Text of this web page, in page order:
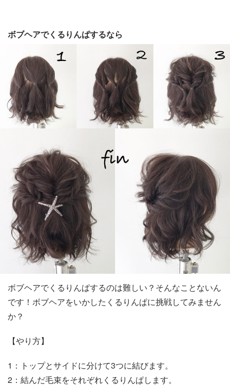
ボブヘアでくるりんぱするなら
ボブヘアでくるりんぱするのは難しい？そんなことないん
です！ボブヘアをいかしたくるりんぱに挑戦してみません
か？
【やり方】
1：トップとサイドに分けて3つに結びます。
2：結んだ毛束をそれぞれくるりんぱします。